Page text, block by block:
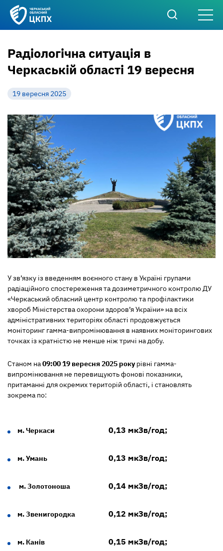
Радіологічна ситуація в
Черкаській області 19 вересня
19 вересня 2025
У зв’язку із введенням воєнного стану в Україні групами
радіаційного спостереження та дозиметричного контролю ДУ
«Черкаський обласний центр контролю та профілактики
хвороб Міністерства охорони здоров’я України» на всіх
адміністративних територіях області продовжується
моніторинг гамма-випромінювання в наявних моніторингових
точках із кратністю не менше ніж тричі на добу.
Станом на09:00 19 вересня 2025 рокурівні гамма-
випромінювання не перевищують фонові показники,
притаманні для окремих територій області, і становлять
зокрема по:
м. Черкаси 0,13 мкЗв/год;
м. Умань 0,13 мкЗв/год;
м. Золотоноша 0,14 мкЗв/год;
м. Звенигородка 0,12 мкЗв/год;
м. Канів 0,15 мкЗв/год;